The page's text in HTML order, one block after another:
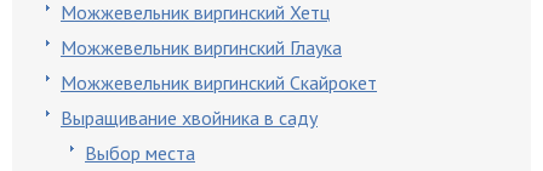
Можжевельник виргинский Хетц
Можжевельник виргинский Глаука
Можжевельник виргинский Скайрокет
Выращивание хвойника в саду
Выбор места